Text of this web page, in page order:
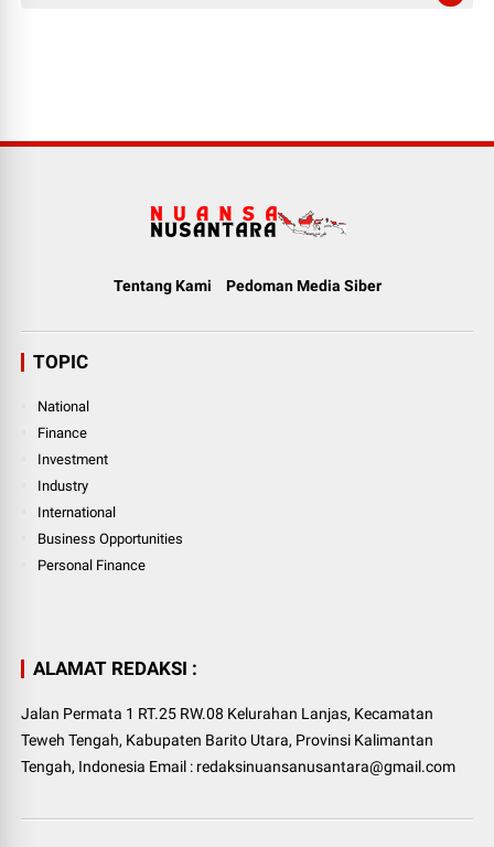
Tentang Kami Pedoman Media Siber
TOPIC
National
Finance
Investment
Industry
International
Business Opportunities
Personal Finance
ALAMAT REDAKSI :
Jalan Permata 1 RT.25 RW.08 Kelurahan Lanjas, Kecamatan
Teweh Tengah, Kabupaten Barito Utara, Provinsi Kalimantan
Tengah, Indonesia Email : redaksinuansanusantara@gmail.com